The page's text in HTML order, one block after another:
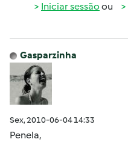
Iniciar sessão ou
Gasparzinha
Sex, 2010-06-04 14:33
Penela,